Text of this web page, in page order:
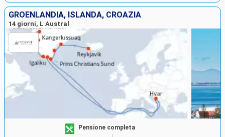
GROENLANDIA, ISLANDA, CROAZIA
14 giorni, L Austral
Pensione completa